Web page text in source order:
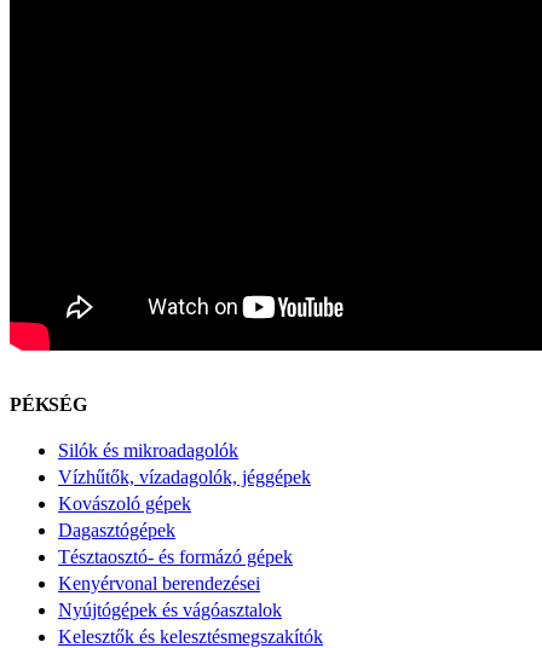
PÉKSÉG
Silók és mikroadagolók
Vízhűtők, vízadagolók, jéggépek
Kovászoló gépek
Dagasztógépek
Tésztaosztó- és formázó gépek
Kenyérvonal berendezései
Nyújtógépek és vágóasztalok
Kelesztők és kelesztésmegszakítók